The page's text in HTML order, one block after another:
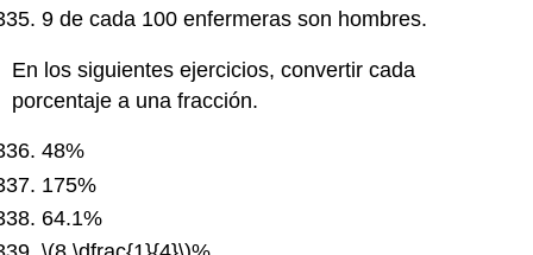
9 de cada 100 enfermeras son hombres.
En los siguientes ejercicios, convertir cada
porcentaje a una fracción.
48%
175%
64.1%